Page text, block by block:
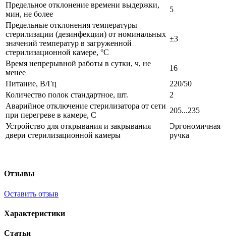
Предельное отклонение времени выдержки,
мин, не более
5
Предельные отклонения температуры
стерилизации (дезинфекции) от номинальных
значений температур в загруженной
стерилизационной камере, °С
±3
Время непрерывной работы в сутки, ч, не
менее
16
Питание, В/Гц
220/50
Количество полок стандартное, шт.
2
Аварийное отключение стерилизатора от сети
при перегреве в камере, С
205...235
Устройство для открывания и закрывания
двери стерилизационной камеры
Эргономичная
ручка
Отзывы
Оставить отзыв
Характеристики
Статьи